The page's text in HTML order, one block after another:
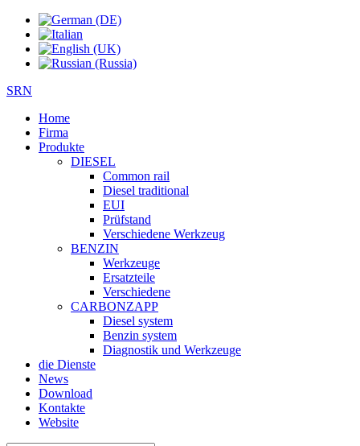
SRN
Home
Firma
Produkte
DIESEL
Common rail
Diesel traditional
EUI
Prüfstand
Verschiedene Werkzeug
BENZIN
Werkzeuge
Ersatzteile
Verschiedene
CARBONZAPP
Diesel system
Benzin system
Diagnostik und Werkzeuge
die Dienste
News
Download
Kontakte
Website